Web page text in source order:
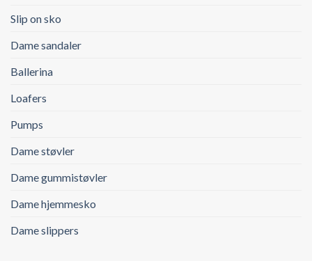
Slip on sko
Dame sandaler
Ballerina
Loafers
Pumps
Dame støvler
Dame gummistøvler
Dame hjemmesko
Dame slippers